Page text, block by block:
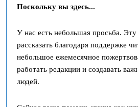
Поскольку вы здесь...
У нас есть небольшая просьба.
рассказать благодаря поддержке
небольшое ежемесячное
работать редакции и создавать
людей.